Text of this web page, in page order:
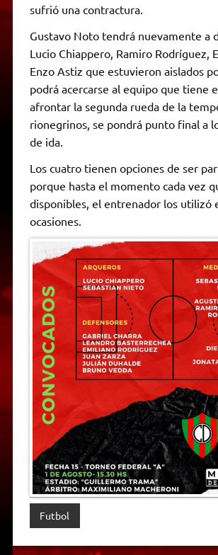
sufrió una contractura.
Gustavo Noto tendrá nuevamente a
Lucio Chiappero, Ramiro Rodríguez,
Enzo Astiz que estuvieron aislados
podrá acercarse al equipo que tiene
afrontar la segunda rueda de la
rionegrinos, se pondrá punto final a
de ida.
Los cuatro tienen opciones de ser
porque hasta el momento cada vez
disponibles, el entrenador los utilizó
ocasiones.
Futbol